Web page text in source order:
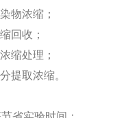
物浓缩；
回收；
缩处理；
提取浓缩。